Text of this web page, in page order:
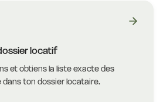
locatif
et obtiens la liste exacte des
ton dossier locataire.